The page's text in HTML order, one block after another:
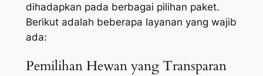
dihadapkan pada berbagai pilihan paket.
Berikut adalah beberapa layanan yang wajib
ada:
Pemilihan Hewan yang Transparan